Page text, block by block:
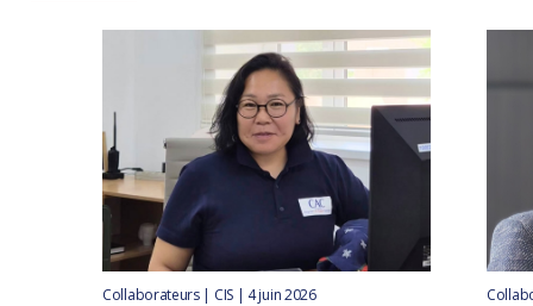
Collaborateurs | CIS | 4 juin 2026